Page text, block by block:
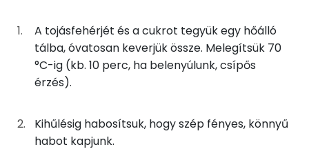
Összesen
0
A vitamin (RAE):
39 micro
B12 Vitamin:
0 micro
A tojásfehérjét és a cukrot tegyük egy hőálló
tálba, óvatosan keverjük össze. Melegítsük 70
°C-ig (kb. 10 perc, ha belenyúlunk, csípős
érzés).
Kihűlésig habosítsuk, hogy szép fényes, könnyű
habot kapjunk.